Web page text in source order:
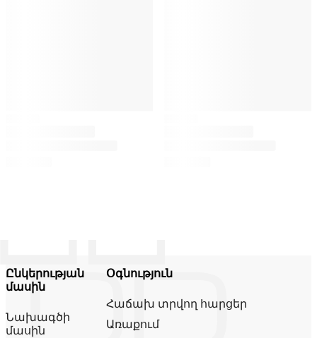
Ընկերության
մասին
Նախագծի
մասին
Օգնություն
Հաճախ տրվող հարցեր
Առաքում